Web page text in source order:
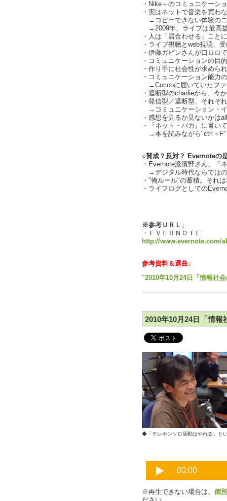
・Nike＋のコミュニケーシ
・実はネットで音楽を買わ
→コピーできない体験の
→2009年、ライブは最高
・人は「居合わせる」こと
・ライブ視聴とweb視聴、
・伊藤ガビンさんが口ロロ
・コミュニケーションの目
・作り手に社会性が求めら
・コミュニケーション能力
→Coccoに届いていたファ
・遮断型のcharlieから、今
・発信型／遮断型、それぞ
→コミュニケーション・イ
・感想を見るか見ないかは
・『ネット・バカ』に書い
→本を読みながら"ctrl＋F"
○賛成？反対？ Evernoteの
・Evernote派濱野さん、『
→デジタル時代ならでは
・"俺ルール"の蓄積。それ
・ライフログとしての
※参考ＵＲＬ↓
・ＥＶＥＲＮＯＴＥ
http://www.evernote.com/
参考資料＆選曲↓
"2010年10月24日「情報社
2010年10月24日「情
◆「テレホンソロ活動はやれる
※再生できない場合は、 個